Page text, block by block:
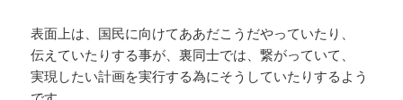
表面上は、国民に向けてああだこうだやっていたり、
伝えていたりする事が、裏同士では、繋がっていて、
実現したい計画を実行する為にそうしていたりするよう